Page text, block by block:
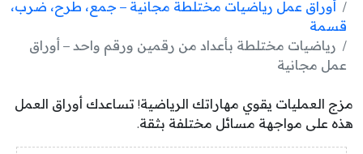
أوراق عمل رياضيات مختلطة مجانية – جمع، طرح، ضرب،
قسمة
رياضيات مختلطة بأعداد من رقمين ورقم واحد – أوراق
عمل مجانية
مزج العمليات يقوي مهاراتك الرياضية! تساعدك أوراق العمل
هذه على مواجهة مسائل مختلفة بثقة.